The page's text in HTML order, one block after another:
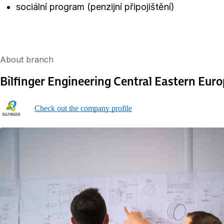
sociální program (penzijní připojištění)
About branch
Bilfinger Engineering Central Eastern
Check out the company profile